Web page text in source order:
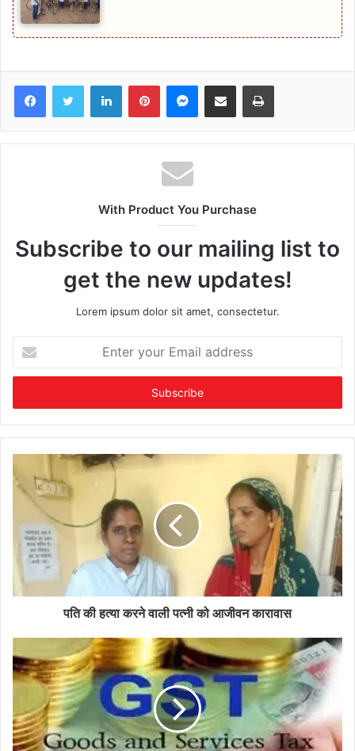
FacebookTwitter LinkedInPinterestMessenger
Share via Email Print
With Product You Purchase
Subscribe to our mailing list to
get the new updates!
Lorem ipsum dolor sit amet, consectetur.
your
Email
पति की हत्या करने वाली पत्नी को आजीवन कारावास